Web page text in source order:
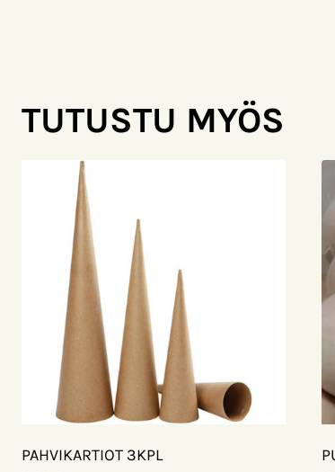
TUTUSTU MYÖS
PAHVIKARTIOT 3KPL